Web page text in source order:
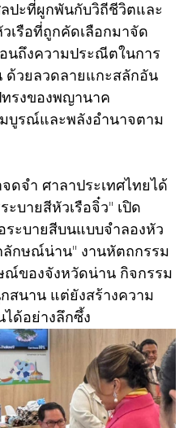
ปะที่ผูกพันกับวิถีชีวิตและ
รือที่ถูกคัดเลือกมาจัด
นถึงความประณีตในการ
ด้วยลวดลายแกะสลักอัน
ทรงของพญานาค
รณ์และพลังอำนาจตาม
ดจำ ศาลาประเทศไทยได้
บายสีหัวเรือจิ๋ว" เปิด
ระบายสีบนแบบจำลองหัว
ลักษณ์น่าน" งานหัตถกรรม
ของจังหวัดน่าน กิจกรรม
สนาน แต่ยังสร้างความ
ด้อย่างลึกซึ้ง